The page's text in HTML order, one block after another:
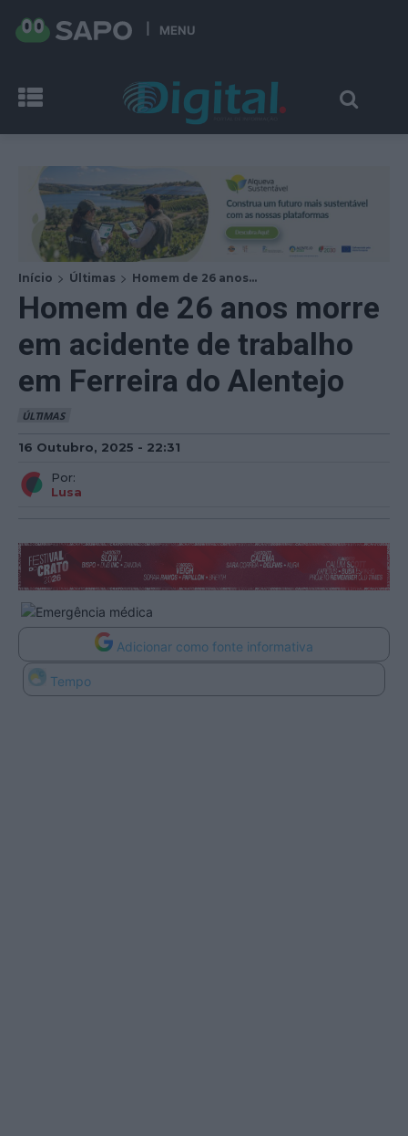
MENU
Início Últimas Homem de 26 anos...
Homem de 26 anos morre
em acidente de trabalho
em Ferreira do Alentejo
ÚLTIMAS
16 Outubro, 2025 - 22:31
Por:
Lusa
Adicionar como fonte informativa
Tempo